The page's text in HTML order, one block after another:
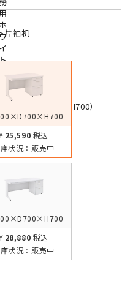
片袖机
¥25,590 税込
状況： 販売中
¥28,880 税込
状況： 販売中